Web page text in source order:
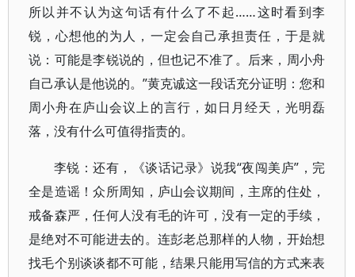
所以并不认为这句话有什么了不起……这时看到李
锐，心想他的为人，一定会自己承担责任，于是就
说：可能是李锐说的，但也记不准了。后来，周小舟
自己承认是他说的。”黄克诚这一段话充分证明：您和
周小舟在庐山会议上的言行，如日月经天，光明磊
落，没有什么可值得指责的。
李锐：还有，《谈话记录》说我“夜闯美庐”，完
全是造谣！众所周知，庐山会议期间，主席的住处，
戒备森严，任何人没有毛的许可，没有一定的手续，
是绝对不可能进去的。连彭老总那样的人物，开始想
找毛个别谈谈都不可能，结果只能用写信的方式来表